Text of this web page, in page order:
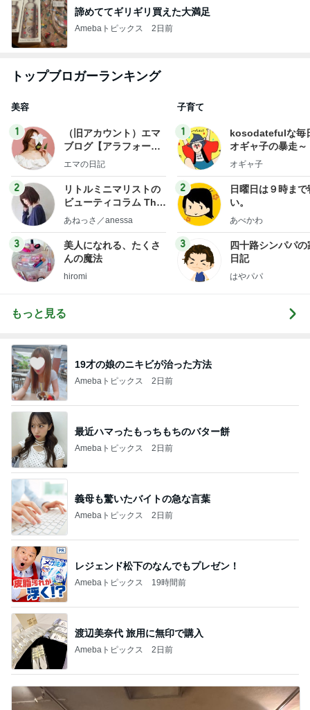
諦めててギリギリ買えた大満足
Amebaトピックス 2日前
トップブロガーランキング
美容
1
（旧アカウント）エマ
ブログ【アラフォー会
社売却セカンドライ
エマの日記
2
リトルミニマリストの
ビューティコラム The
little minimalist's bea
あねっさ／anessa
3
美人になれる、たくさ
んの魔法
hiromi
子育て
1
kosodatefulな毎
オギャ子の暴走～
オギャ子
2
日曜日は９時まで
い。
あべかわ
3
四十路シンパパの
日記
はやパパ
もっと見る
19才の娘のニキビが治った方法
Amebaトピックス 2日前
最近ハマったもっちもちのバター餅
Amebaトピックス 2日前
義母も驚いたバイトの急な言葉
Amebaトピックス 2日前
レジェンド松下のなんでもプレゼン！
Amebaトピックス 19時間前
渡辺美奈代 旅用に無印で購入
Amebaトピックス 2日前